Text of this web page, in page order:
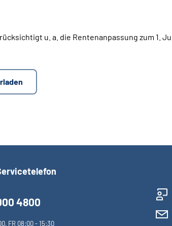
u. a. die Rentenanpassung zum 1.
4800
FR 08:00 - 15:30